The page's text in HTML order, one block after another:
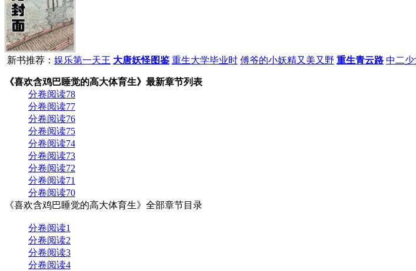
新书推荐： 娱乐第一天王 大唐妖怪图鉴 重生大学毕业时 傅爷的小妖精又美又野 重生青云路 中二
《喜欢含鸡巴睡觉的高大体育生》最新章节列表
分卷阅读78
分卷阅读77
分卷阅读76
分卷阅读75
分卷阅读74
分卷阅读73
分卷阅读72
分卷阅读71
分卷阅读70
《喜欢含鸡巴睡觉的高大体育生》全部章节目录
分卷阅读1
分卷阅读2
分卷阅读3
分卷阅读4